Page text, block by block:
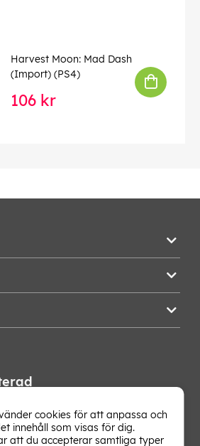
Harvest Moon: Mad Dash
(Import) (PS4)
106 kr
hetaste erbjudandena och
direkt i din mejlkorg. Signa upp på
cookies för att anpassa och
innehåll som visas för dig.
att du accepterar samtliga typer